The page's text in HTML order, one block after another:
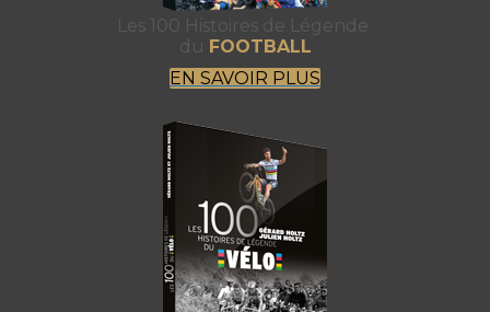
Les 100 Histoires de Légende
du FOOTBALL
EN SAVOIR PLUS